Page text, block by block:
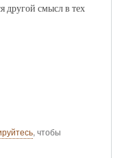
другой смысл в тех
, чтобы